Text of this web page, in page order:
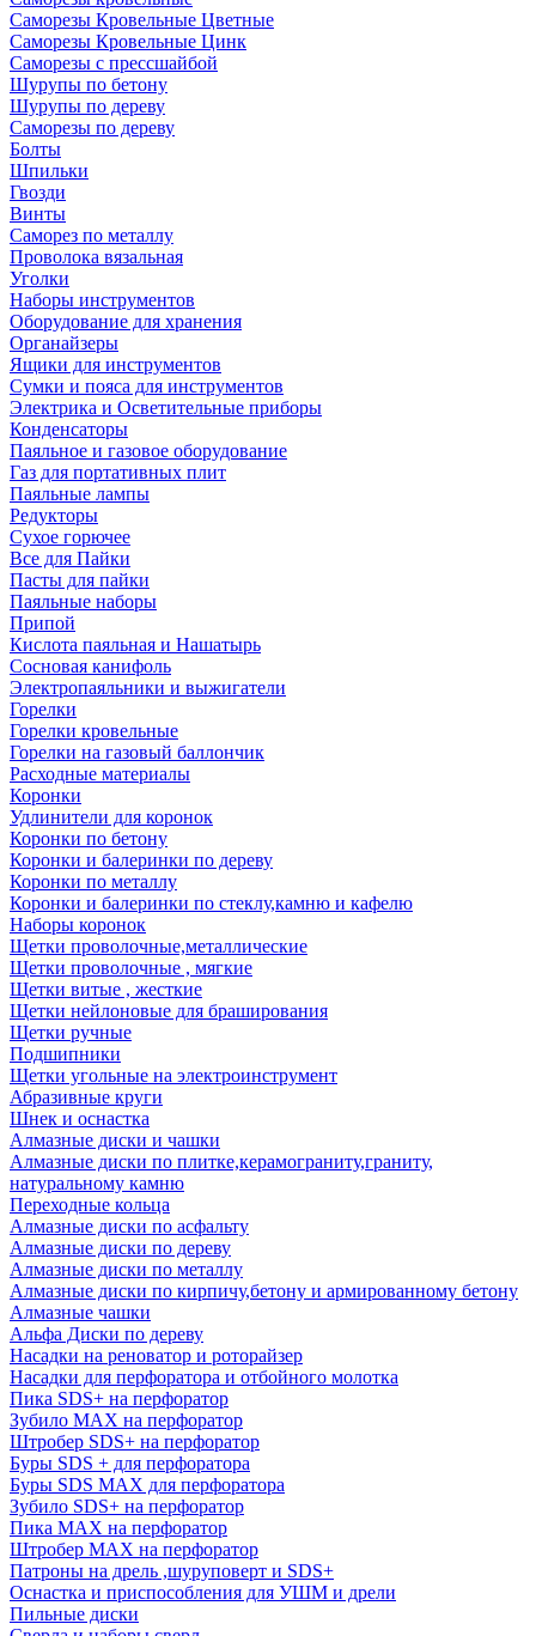
Саморезы Кровельные Цветные
Саморезы Кровельные Цинк
Саморезы с прессшайбой
Шурупы по бетону
Шурупы по дереву
Саморезы по дереву
Болты
Шпильки
Гвозди
Винты
Саморез по металлу
Проволока вязальная
Уголки
Наборы инструментов
Оборудование для хранения
Органайзеры
Ящики для инструментов
Сумки и пояса для инструментов
Электрика и Осветительные приборы
Конденсаторы
Паяльное и газовое оборудование
Газ для портативных плит
Паяльные лампы
Редукторы
Сухое горючее
Все для Пайки
Пасты для пайки
Паяльные наборы
Припой
Кислота паяльная и Нашатырь
Сосновая канифоль
Электропаяльники и выжигатели
Горелки
Горелки кровельные
Горелки на газовый баллончик
Расходные материалы
Коронки
Удлинители для коронок
Коронки по бетону
Коронки и балеринки по дереву
Коронки по металлу
Коронки и балеринки по стеклу,камню и кафелю
Наборы коронок
Щетки проволочные,металлические
Щетки проволочные , мягкие
Щетки витые , жесткие
Щетки нейлоновые для браширования
Щетки ручные
Подшипники
Щетки угольные на электроинструмент
Абразивные круги
Шнек и оснастка
Алмазные диски и чашки
Алмазные диски по плитке,керамограниту,граниту,
натуральному камню
Переходные кольца
Алмазные диски по асфальту
Алмазные диски по дереву
Алмазные диски по металлу
Алмазные диски по кирпичу,бетону и армированному бетону
Алмазные чашки
Альфа Диски по дереву
Насадки на реноватор и роторайзер
Насадки для перфоратора и отбойного молотка
Пика SDS+ на перфоратор
Зубило MAX на перфоратор
Штробер SDS+ на перфоратор
Буры SDS + для перфоратора
Буры SDS MAX для перфоратора
Зубило SDS+ на перфоратор
Пика MAX на перфоратор
Штробер MAX на перфоратор
Патроны на дрель ,шуруповерт и SDS+
Оснастка и приспособления для УШМ и дрели
Пильные диски